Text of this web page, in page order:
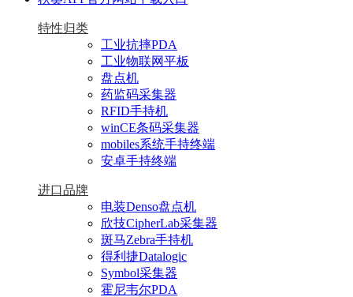
特性归类
工业抗摔PDA
工业物联网平板
盘点机
药监码采集器
RFID手持机
winCE条码采集器
mobiles系统手持终端
安卓手持终端
进口品牌
电装Denso盘点机
欣技CipherLab采集器
斑马Zebra手持机
得利捷Datalogic
Symbol采集器
霍尼韦尔PDA